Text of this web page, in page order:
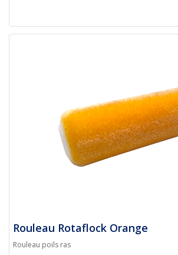
Rouleau Rotaflock Orange
Rouleau poils ras